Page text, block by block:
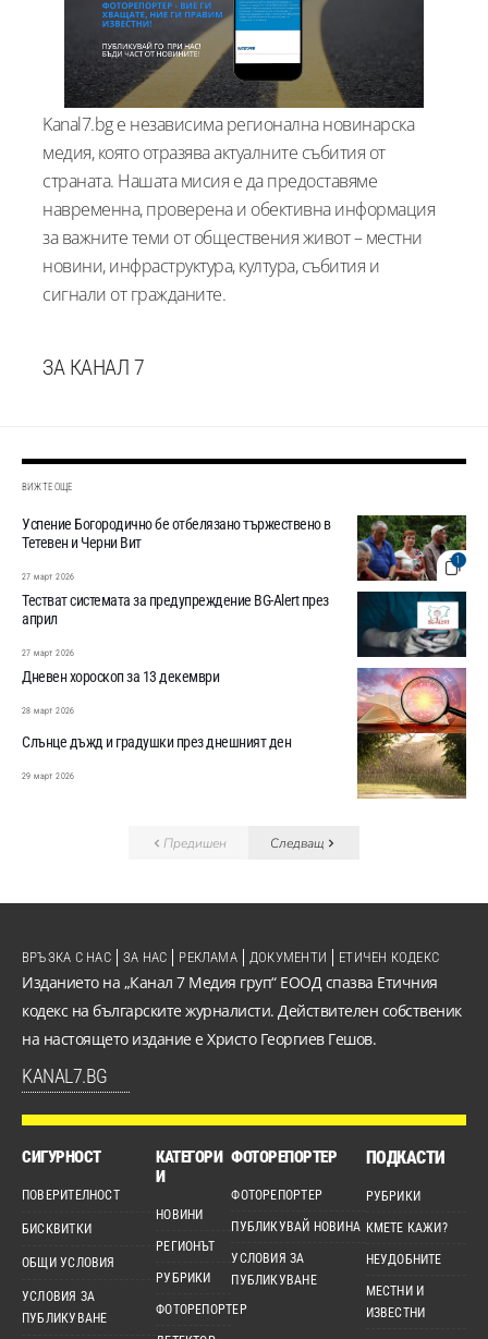
Kanal7.bg е независима регионална новинарска
медия, която отразява актуалните събития от
страната. Нашата мисия е да предоставяме
навременна, проверена и обективна информация
за важните теми от обществения живот – местни
новини, инфраструктура, култура, събития и
сигнали от гражданите.
ЗА КАНАЛ 7
ВИЖТЕ ОЩЕ
1
Успение Богородично бе отбелязано тържествено в
Тетевен и Черни Вит
27 март 2026
Тестват системата за предупреждение BG-Alert през
април
27 март 2026
Дневен хороскоп за 13 декември
28 март 2026
Слънце дъжд и градушки през днешният ден
29 март 2026
Предишен Следващ
Изданието на „Канал 7 Медия груп“ ЕООД спазва Етичния
кодекс на българските журналисти. Действителен собственик
на настоящето издание е Христо Георгиев Гешов.
KANAL7.BG
ВРЪЗКА С НАС ЗА НАС РЕКЛАМА ДОКУМЕНТИ ЕТИЧЕН КОДЕКС
СИГУРНОСТ
ПОВЕРИТЕЛНОСТ
БИСКВИТКИ
ОБЩИ УСЛОВИЯ
УСЛОВИЯ ЗА
ПУБЛИКУВАНЕ
КАТЕГОРИ
И
НОВИНИ
РЕГИОНЪТ
РУБРИКИ
ФОТОРЕПОРТЕР
ФОТОРЕПОРТЕР
ФОТОРЕПОРТЕР
ПУБЛИКУВАЙ НОВИНА
УСЛОВИЯ ЗА
ПУБЛИКУВАНЕ
ПОДКАСТИ
РУБРИКИ
КМЕТЕ КАЖИ?
НЕУДОБНИТЕ
МЕСТНИ И
ИЗВЕСТНИ